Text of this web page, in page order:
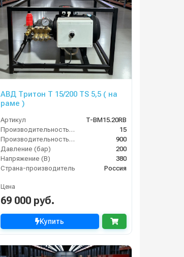
АВД Тритон Т 15/200 TS 5,5 ( на
раме )
Артикул
T-BM15.20RB
Производительность (л/мин)
15
Производительность (л/ч)
900
Давление (бар)
200
Напряжение (В)
380
Страна-производитель
Россия
Цена
69 000 руб.
Купить